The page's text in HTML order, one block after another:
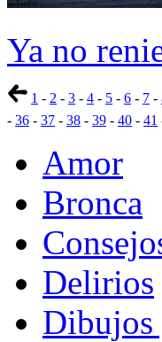
Ya no
1 - 2 - 3 - 4 - 5 - 6 - 7 -
- 36 - 37 - 38 - 39 - 40 - 41
Amor
Bronca
Delirios
Dibujos